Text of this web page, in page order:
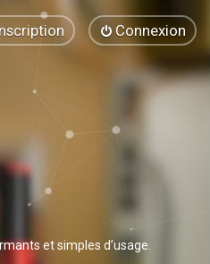
Connexion
et simples d’usage.